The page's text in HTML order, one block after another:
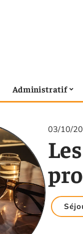
Administratif
03/10/